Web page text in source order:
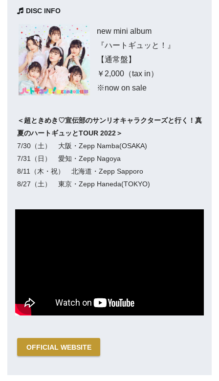
DISC INFO
new mini album
『ハートギュッと！』
【通常盤】
￥2,000（tax in）
※now on sale
＜超ときめき♡宣伝部のサンリオキャラクターズと行く！真
夏のハートギュッとTOUR 2022＞
7/30（土） 大阪・Zepp Namba(OSAKA)
7/31（日） 愛知・Zepp Nagoya
8/11（木・祝） 北海道・Zepp Sapporo
8/27（土） 東京・Zepp Haneda(TOKYO)
OFFICIAL WEBSITE